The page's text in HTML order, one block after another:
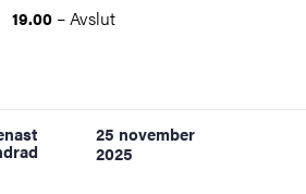
19.00 – Avslut
25 november
2025